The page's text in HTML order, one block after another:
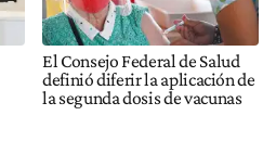
El Consejo Federal de Salud
definió diferir la aplicación de
la segunda dosis de vacunas